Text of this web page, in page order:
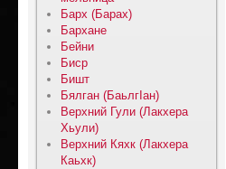
Барх (Барах)
Бархане
Бейни
Биср
Бишт
Бялган (БаьлгIан)
Верхний Гули (Лакхера
Хьули)
Верхний Кяхк (Лакхера
Каьхк)